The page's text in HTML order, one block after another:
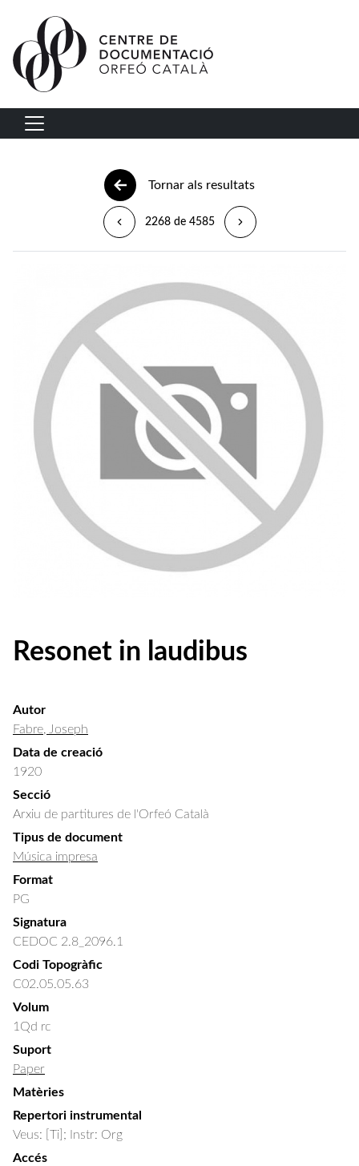
Vés al contingut
Navegació principal
Tornar als resultats
2268 de 4585
Resonet in laudibus
Autor
Fabre, Joseph
Data de creació
1920
Secció
Arxiu de partitures de l'Orfeó Català
Tipus de document
Música impresa
Format
PG
Signatura
CEDOC 2.8_2096.1
Codi Topogràfic
C02.05.05.63
Volum
1Qd rc
Suport
Paper
Matèries
Repertori instrumental
Veus: [Ti]; Instr: Org
Accés